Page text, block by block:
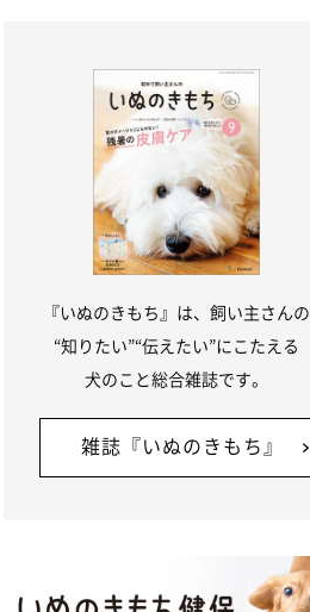
『いぬのきもち』は、飼い主さんの
“知りたい”“伝えたい”にこたえる
犬のこと総合雑誌です。
雑誌『いぬのきもち』